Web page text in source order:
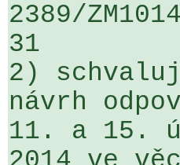
2389/
31
2)
návrh
11. a 15.